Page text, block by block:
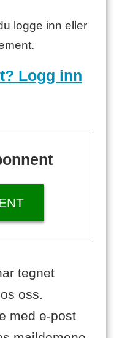
logge inn eller
Logg inn
tegnet
oss.
med e-post